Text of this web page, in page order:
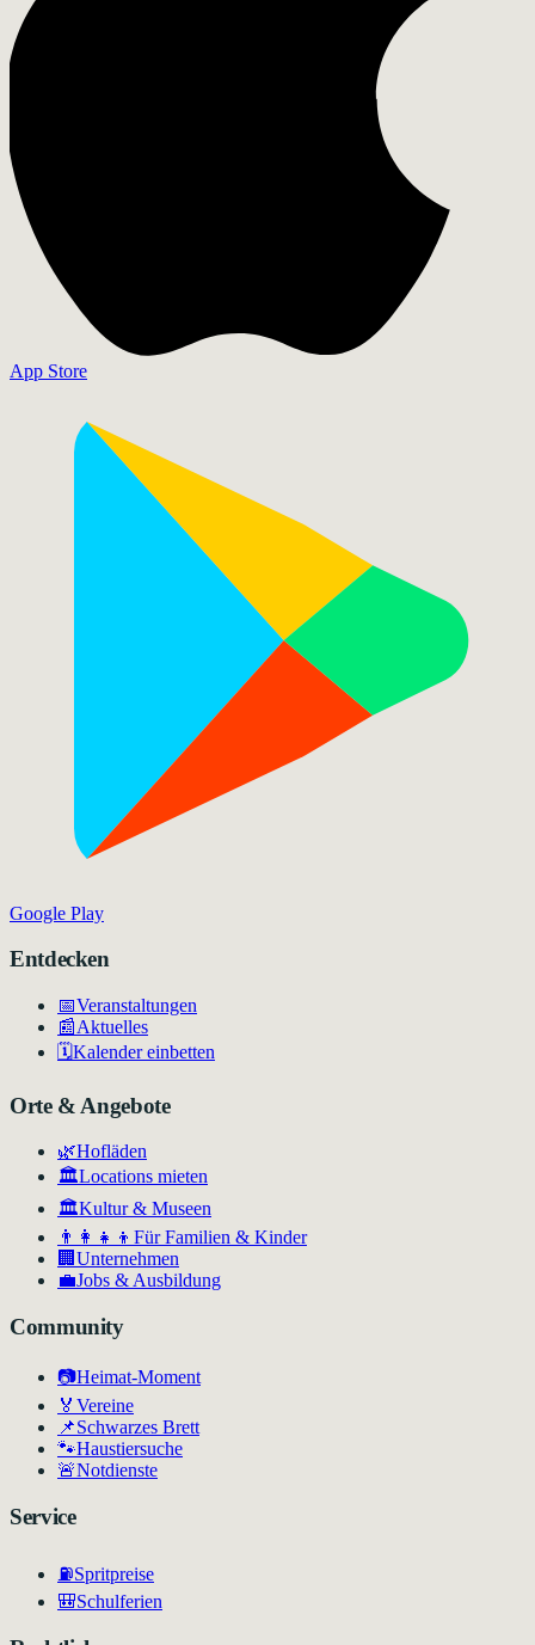
App Store
Google Play
Entdecken
📅Veranstaltungen
📰Aktuelles
🗓️Kalender einbetten
Orte & Angebote
🌿Hofläden
🏛️Locations mieten
🏛Kultur & Museen
👨‍👩‍👧‍👦 Für Familien & Kinder
🏢 Unternehmen
💼Jobs & Ausbildung
Community
📷Heimat-Moment
🏅 Vereine
📌Schwarzes Brett
🐾Haustiersuche
🚨Notdienste
Service
⛽Spritpreise
🎒Schulferien